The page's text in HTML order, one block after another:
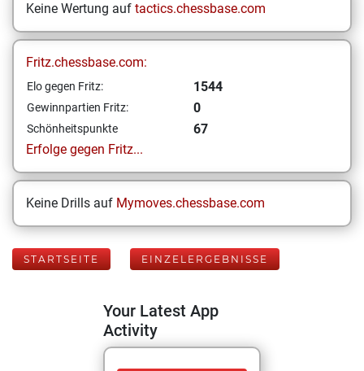
Keine Wertung auf tactics.chessbase.com
Fritz.chessbase.com:
Elo gegen Fritz: 1544
Gewinnpartien Fritz: 0
Schönheitspunkte
67
Erfolge gegen Fritz...
Keine Drills auf Mymoves.chessbase.com
STARTSEITE EINZELERGEBNISSE
Your Latest App
Activity